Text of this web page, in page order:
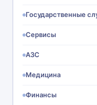
Государственные
Сервисы
АЗС
Медицина
Финансы